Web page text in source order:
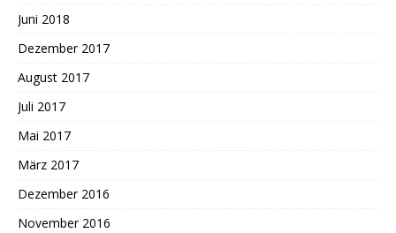
Juni 2018
Dezember 2017
August 2017
Juli 2017
Mai 2017
März 2017
Dezember 2016
November 2016